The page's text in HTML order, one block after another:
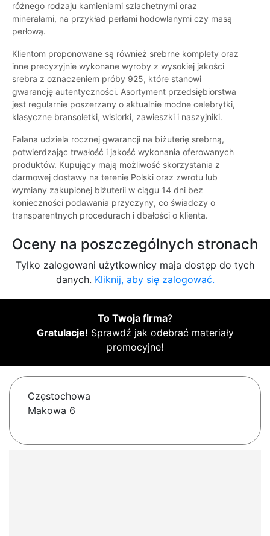
różnego rodzaju kamieniami szlachetnymi oraz
minerałami, na przykład perłami hodowlanymi czy masą
perłową.
Klientom proponowane są również srebrne komplety oraz
inne precyzyjnie wykonane wyroby z wysokiej jakości
srebra z oznaczeniem próby 925, które stanowi
gwarancję autentyczności. Asortyment przedsiębiorstwa
jest regularnie poszerzany o aktualnie modne celebrytki,
klasyczne bransoletki, wisiorki, zawieszki i naszyjniki.
Falana udziela rocznej gwarancji na biżuterię srebrną,
potwierdzając trwałość i jakość wykonania oferowanych
produktów. Kupujący mają możliwość skorzystania z
darmowej dostawy na terenie Polski oraz zwrotu lub
wymiany zakupionej biżuterii w ciągu 14 dni bez
konieczności podawania przyczyny, co świadczy o
transparentnych procedurach i dbałości o klienta.
Oceny na poszczególnych stronach
Tylko zalogowani użytkownicy maja dostęp do tych
danych. Kliknij, aby się zalogować.
To Twoja firma?
Gratulacje! Sprawdź jak odebrać materiały
promocyjne!
Częstochowa
Makowa 6